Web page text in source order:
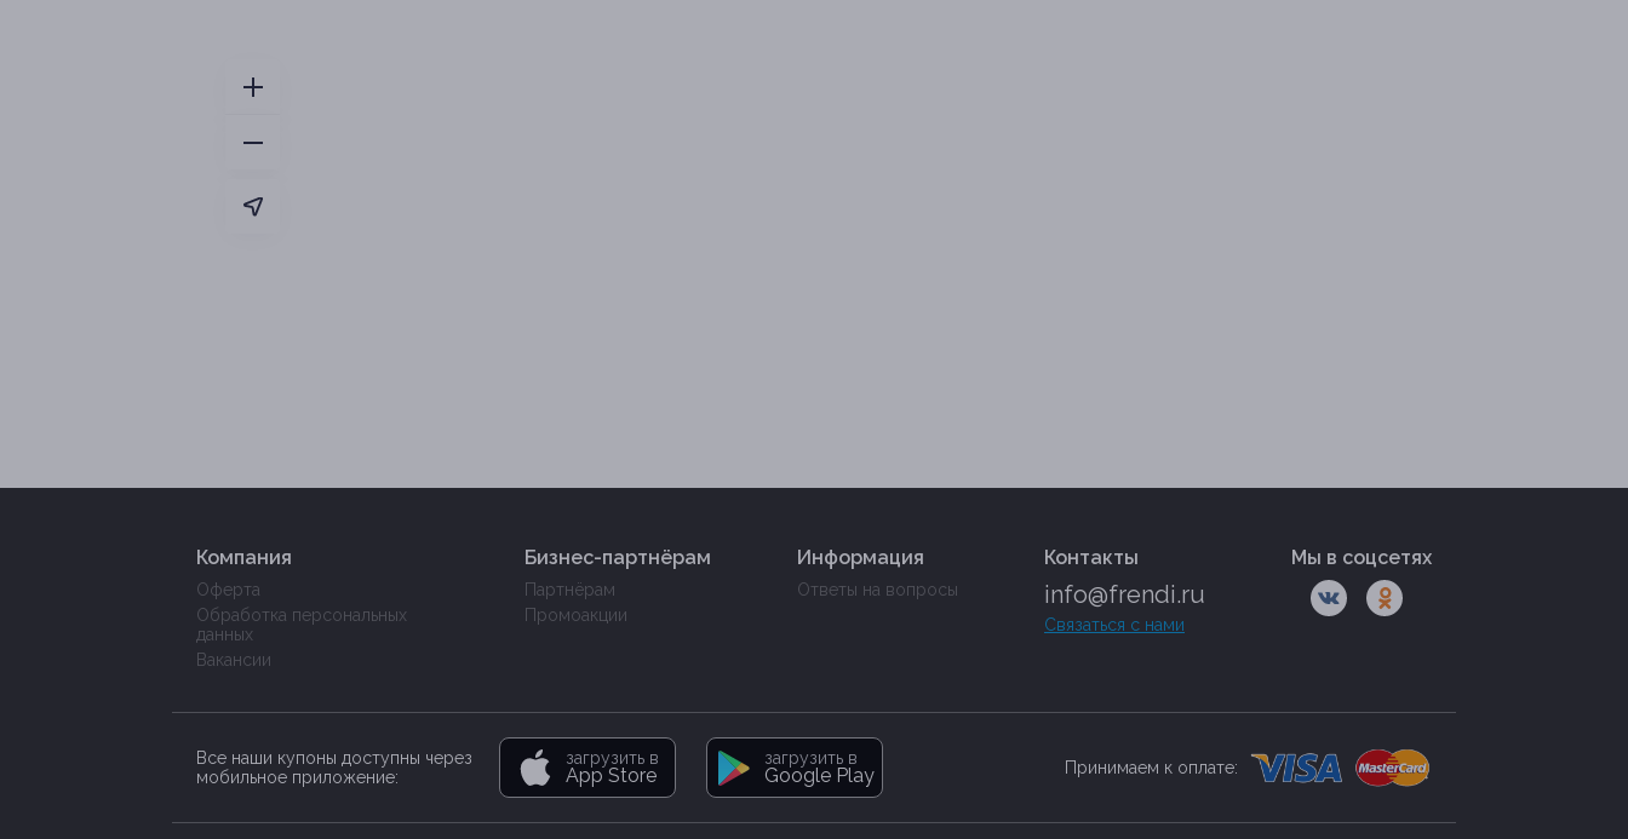
Компания
Оферта
Обработка персональных
данных
Вакансии
Бизнес-партнёрам
Партнёрам
Промоакции
Информация
Ответы на вопросы
Контакты
info@frendi.ru
Связаться с нами
Мы в соцсетях
Все наши купоны доступны через
мобильное приложение:
загрузить в
App Store
загрузить в
Google Play Принимаем к оплате: